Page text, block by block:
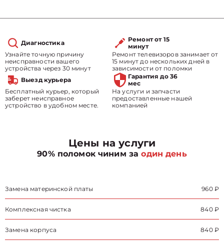
Диагностика
Узнайте точную причину
неисправности вашего
устройства через 30 минут
Ремонт от 15
минут
Ремонт телевизоров занимает от
15 минут до нескольких дней в
зависимости от поломки
Выезд курьера
Бесплатный курьер, который
заберет неисправное
устройство в удобном месте.
Гарантия до 36
мес
На услуги и запчасти
предоставленные нашей
компанией
Цены на услуги
90% поломок чиним заодин день
Замена материнской платы 960 ₽
Комплексная чистка 840 ₽
Замена корпуса 840 ₽